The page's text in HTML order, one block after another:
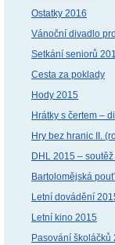
Ostatky 2016
Vánoční divadlo
Setkání seniorů
Cesta za poklady
Hody 2015
Hrátky s čertem –
Hry bez hranic II.
DHL 2015 –
Bartolomějská
Letní dovádění
Letní kino 2015
Pasování školáčků